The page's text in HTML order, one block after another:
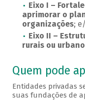
Eixo I –
aprimorar o
organizações;
Eixo II –
rurais ou
Quem pode
Entidades privadas
suas fundações de